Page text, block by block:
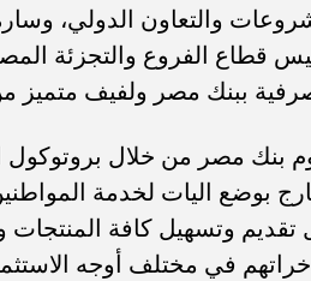
والتعاون الدولي،
قطاع الفروع والتجزئة
ببنك مصر ولفيف متميز
بنك مصر من خلال بروتوكول
بوضع اليات لخدمة
تقديم وتسهيل كافة المنتجات
في مختلف أوجه